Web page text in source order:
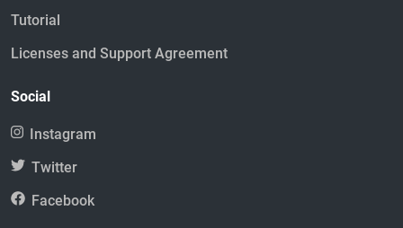
Tutorial
Licenses and Support Agreement
Social
Instagram
Twitter
Facebook